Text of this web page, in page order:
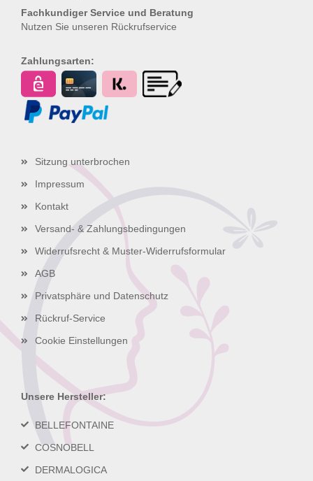
Fachkundiger Service und Beratung
Nutzen Sie unseren Rückrufservice
Zahlungsarten:
Sitzung unterbrochen
Impressum
Kontakt
Versand- & Zahlungsbedingungen
Widerrufsrecht & Muster-Widerrufsformular
AGB
Privatsphäre und Datenschutz
Rückruf-Service
Cookie Einstellungen
Unsere Hersteller:
BELLEFONTAINE
COSNOBELL
DERMALOGICA